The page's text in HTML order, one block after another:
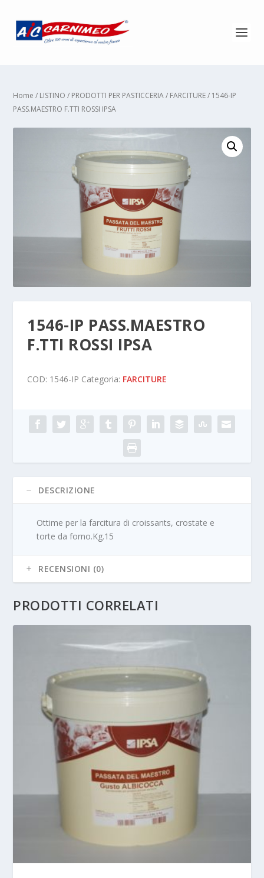
Home / LISTINO / PRODOTTI PER PASTICCERIA/ FARCITURE/ 1546-IP
PASS.MAESTRO F.TTI ROSSI IPSA
1546-IP PASS.MAESTRO
F.TTI ROSSI IPSA
COD: 1546-IP Categoria: FARCITURE
DESCRIZIONE
Ottime per la farcitura di croissants, crostate e
torte da forno.Kg.15
RECENSIONI (0)
PRODOTTI CORRELATI